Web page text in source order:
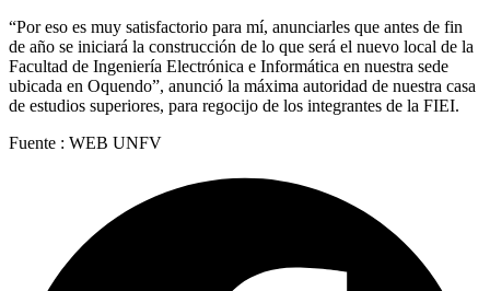
“Por eso es muy satisfactorio para mí, anunciarles que antes de fin
de año se iniciará la construcción de lo que será el nuevo local de la
Facultad de Ingeniería Electrónica e Informática en nuestra sede
ubicada en Oquendo”, anunció la máxima autoridad de nuestra casa
de estudios superiores, para regocijo de los integrantes de la FIEI.
Fuente : WEB UNFV